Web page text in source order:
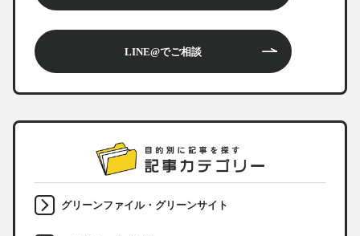
LINE@でご相談
グリーンファイル・グリーンサイト